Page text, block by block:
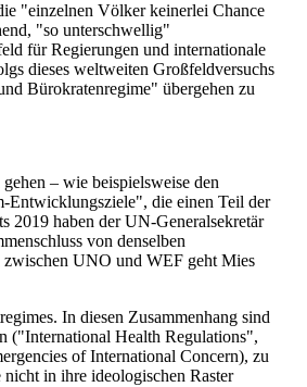
"einzelnen Völker keinerlei Chance
"so unterschwellig"
für Regierungen und internationale
dieses weltweiten Großfeldversuchs
Bürokratenregime" übergehen zu
– wie beispielsweise den
Entwicklungsziele", die einen Teil der
2019 haben der UN-Generalsekretär
von denselben
zwischen UNO und WEF geht Mies
In diesen Zusammenhang sind
("International Health Regulations",
of International Concern), zu
in ihre ideologischen Raster